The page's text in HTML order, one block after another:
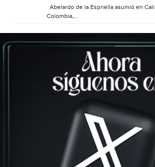
Abelardo de la Espriella asumió en
Colombia,...